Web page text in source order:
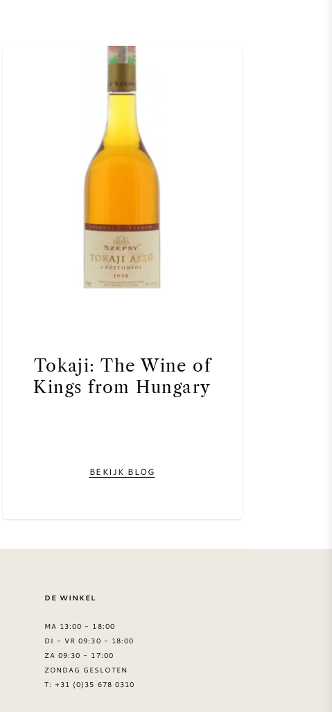
Tokaji: The Wine of
Kings from Hungary
BEKIJK BLOG
DE WINKEL
MA 13:00 - 18:00
DI - VR 09:30 - 18:00
ZA 09:30 - 17:00
ZONDAG GESLOTEN
T: +31 (0)35 678 0310